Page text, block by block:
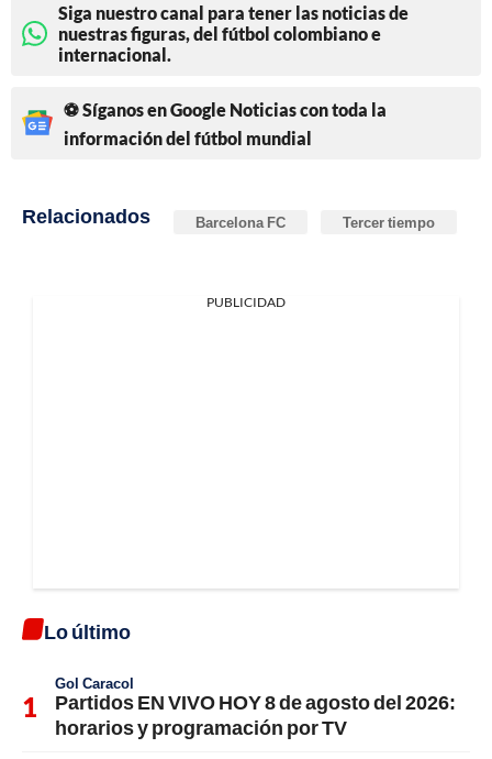
Siga nuestro canal para tener las noticias de
nuestras figuras, del fútbol colombiano e
internacional.
⚽ Síganos en Google Noticias con toda la
información del fútbol mundial
Relacionados Barcelona FC Tercer tiempo
PUBLICIDAD
Lo último
Gol Caracol
Partidos EN VIVO HOY 8 de agosto del 2026:
horarios y programación por TV